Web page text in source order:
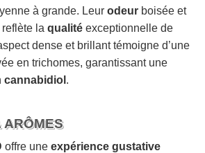
à grande. Leur odeur boisée et
la qualité exceptionnelle de
dense et brillant témoigne d’une
en trichomes, garantissant une
cannabidiol .
ARÔMES
offre une expérience gustative